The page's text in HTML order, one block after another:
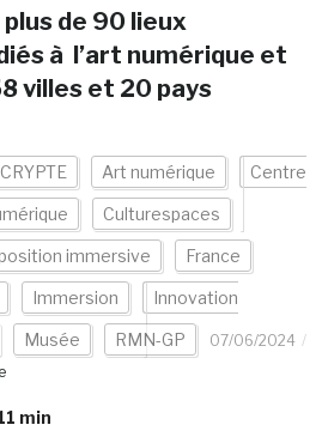
plus de 90 lieux
à l’art numérique et
villes et 20 pays
Art numérique Centre
Culturespaces
immersive France
Immersion Innovation
Musée RMN-GP
07/06/2024
min